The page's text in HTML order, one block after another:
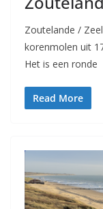
Zoutelande /
korenmolen uit
Het is een ronde
Read More